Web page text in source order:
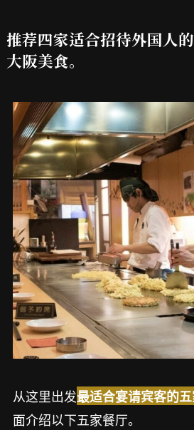
推荐四家适合招待外国人
大阪美食。
从这里出发最适合宴请宾客的
面介绍以下五家餐厅。